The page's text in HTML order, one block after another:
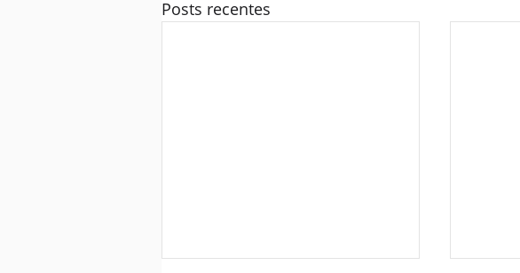
Posts recentes